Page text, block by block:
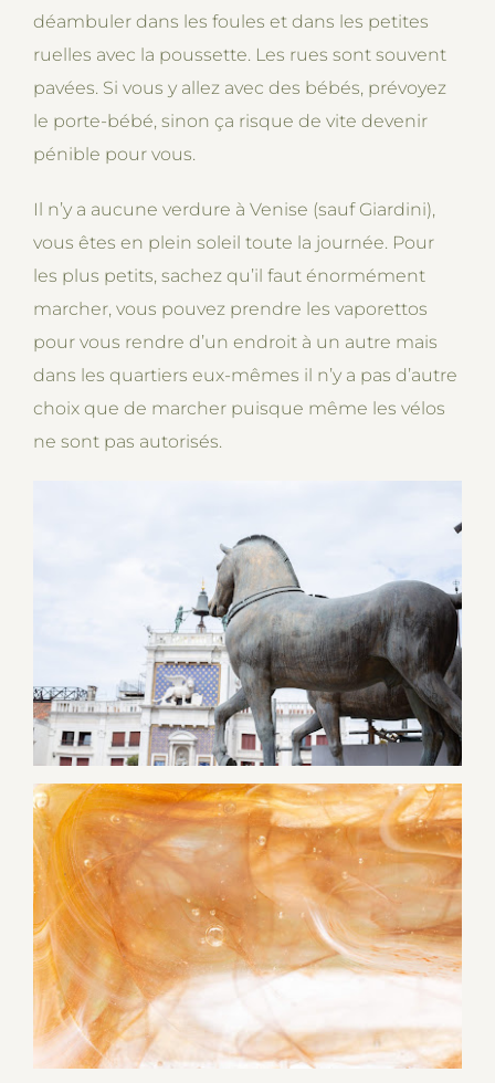
déambuler dans les foules et dans les petites
ruelles avec la poussette. Les rues sont souvent
pavées. Si vous y allez avec des bébés, prévoyez
le porte-bébé, sinon ça risque de vite devenir
pénible pour vous.
Il n’y a aucune verdure à Venise (sauf Giardini),
vous êtes en plein soleil toute la journée. Pour
les plus petits, sachez qu’il faut énormément
marcher, vous pouvez prendre les vaporettos
pour vous rendre d’un endroit à un autre mais
dans les quartiers eux-mêmes il n’y a pas d’autre
choix que de marcher puisque même les vélos
ne sont pas autorisés.